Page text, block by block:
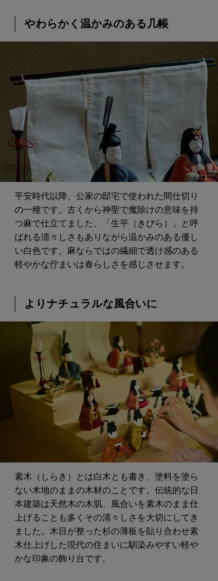
やわらかく温かみのある几帳
平安時代以降、公家の邸宅で使われた間仕切り
の一種です。古くから神聖で魔除けの意味を持
つ麻で仕立てました。「生平（きびら）」と呼
ばれる清々しさもありながら温かみのある優し
い白色です。麻ならではの繊細で透け感のある
軽やかな佇まいは春らしさを感じさせます。
よりナチュラルな風合いに
素木（しらき）とは白木とも書き、塗料を塗ら
ない木地のままの木材のことです。伝統的な日
本建築は天然木の木肌、風合いを素木のまま仕
上げることも多くその清々しさを大切にしてき
ました。木目が整った杉の薄板を貼り合わせ素
木仕上げした現代の住まいに馴染みやすい軽や
かな印象の飾り台です。